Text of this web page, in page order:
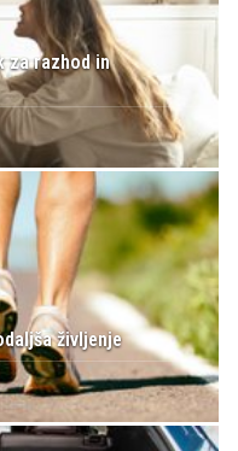
za razhod in
življenje